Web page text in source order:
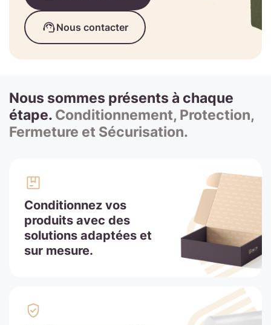
Nous contacter
Nous sommes présents à chaque
étape. Conditionnement, Protection,
Fermeture et Sécurisation.
Conditionnez vos
produits avec des
solutions adaptées et
sur mesure.